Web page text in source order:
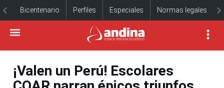
Bicentenario Perfiles Especiales Normas legales
¡Valen un Perú! Escolares